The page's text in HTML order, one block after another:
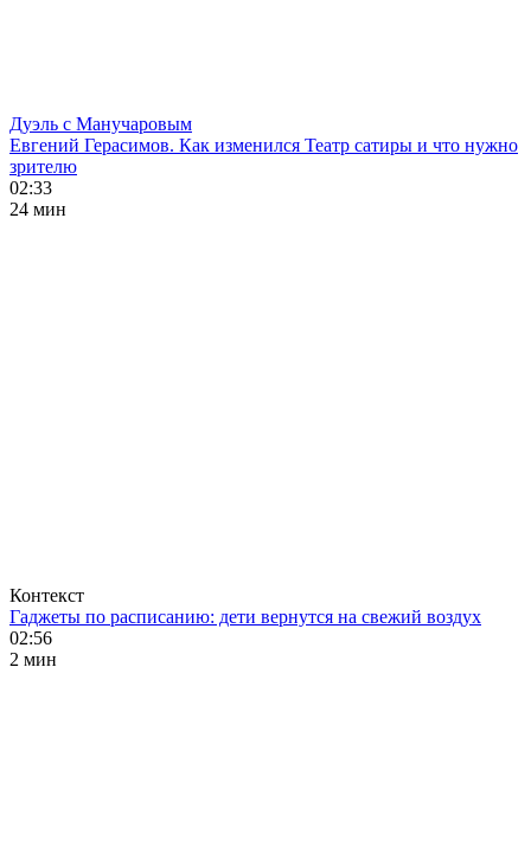
Дуэль с Манучаровым
Евгений Герасимов. Как изменился Театр сатиры и что нужно
зрителю
02:33
24 мин
Контекст
Гаджеты по расписанию: дети вернутся на свежий воздух
02:56
2 мин